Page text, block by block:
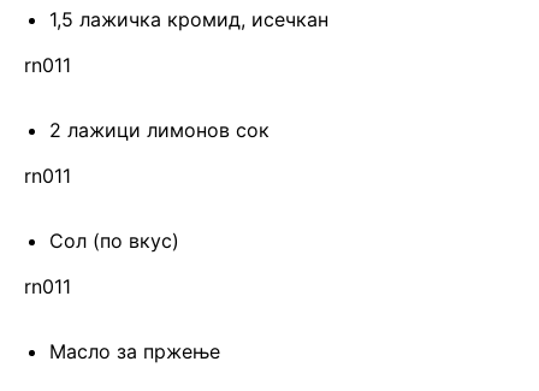
1,5 лажичка кромид, исечкан
rn011
2 лажици лимонов сок
rn011
Сол (по вкус)
rn011
Масло за пржење